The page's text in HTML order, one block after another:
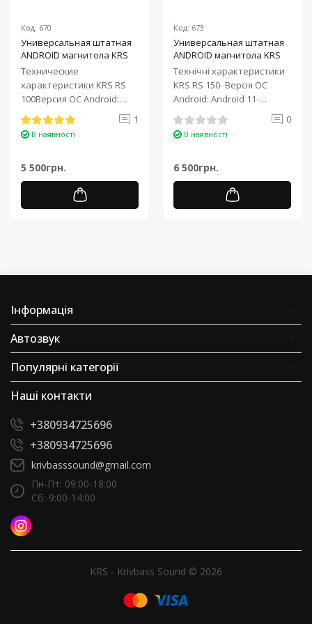
Код: 670
Универсальная штатная
ANDROID магнитола KRS
RS 100 9" 1/32 GB
Технические
характеристики KRS RS
100Версия ОС Android:
Android 11Процессор: 4-
ядерный ARM Cortex-A7..
1
В наявності
5 500грн.
Код: 673
Универсальная штатная
ANDROID магнитола KRS
RS 150 10" 2/32 GB
Технічні характеристики
KRS RS 150- Версія ОС
Android: Android 11-
Процесор: 4-ядерний ARM
Cortex-A7..
0
В наявності
6 500грн.
Інформація
Автозвук
Популярні категорії
Наші контакти
+380934725696
+380934725696
krivbasssound@gmail.com
Пн-Пт: 09:00-18:00
Сб: 9:00-14:00
KRS - Krivbass Sound © 2026